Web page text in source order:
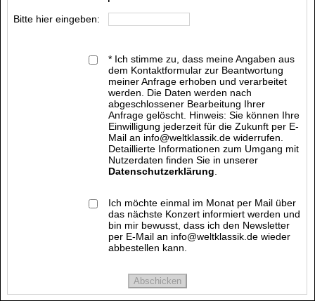
Bitte hier eingeben:
* Ich stimme zu, dass meine Angaben aus
dem Kontaktformular zur Beantwortung
meiner Anfrage erhoben und verarbeitet
werden. Die Daten werden nach
abgeschlossener Bearbeitung Ihrer
Anfrage gelöscht. Hinweis: Sie können Ihre
Einwilligung jederzeit für die Zukunft per E-
Mail an info@weltklassik.de widerrufen.
Detaillierte Informationen zum Umgang mit
Nutzerdaten finden Sie in unserer
Datenschutzerklärung
Ich möchte einmal im Monat per Mail über
das nächste Konzert informiert werden und
bin mir bewusst, dass ich den Newsletter
per E-Mail an info@weltklassik.de wieder
abbestellen kann.